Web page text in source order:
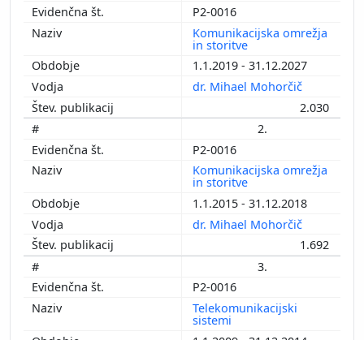
P2-0016
Komunikacijska omrežja
in storitve
1.1.2019 - 31.12.2027
dr. Mihael Mohorčič
2.030
2.
P2-0016
Komunikacijska omrežja
in storitve
1.1.2015 - 31.12.2018
dr. Mihael Mohorčič
1.692
3.
P2-0016
Telekomunikacijski
sistemi